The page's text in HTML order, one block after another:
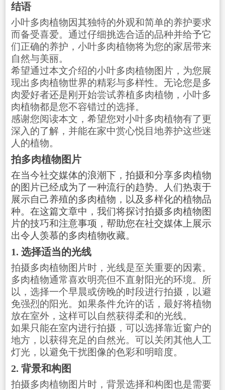
结语
小叶多肉植物因其独特的外观和简单的养护要求
而备受喜爱。通过仔细挑选合适的品种并给予它
们正确的养护，小叶多肉植物将为您的家居带来
自然与美丽。
希望通过本文介绍的小叶多肉植物图片，为您展
现出多肉植物世界的精彩与多样性。无论您是多
肉爱好者还是刚开始尝试养植多肉植物，小叶多
肉植物都是您不容错过的选择。
感谢您阅读本文，希望您对小叶多肉植物有了更
深入的了解，并能在家中赏心悦目地养护这些迷
人的植物。
拍多肉植物图片
在当今社交媒体的浪潮下，拍摄和分享多肉植物
的图片已经成为了一种流行的趋势。人们热衷于
展示自己养殖的多肉植物，以及多样化的植物品
种。在这篇文章中，我们将探讨拍摄多肉植物图
片的技巧和注意事项，帮助您在社交媒体上展示
出令人羡慕的多肉植物收藏。
1. 选择适当的光线
拍摄多肉植物图片时，光线是至关重要的因素。
多肉植物通常喜欢明亮但不直射阳光的环境。所
以，选择一个早晨或傍晚的时段进行拍摄，以避
免强烈的阳光。如果条件允许的话，最好将植物
放在室外，这样可以自然获得柔和的光线。
如果只能在室内进行拍摄，可以选择靠近窗户的
地方，以获得充足的自然光。可以关闭其他人工
灯光，以避免干扰图像的色彩和明暗度。
2. 背景和构图
拍摄多肉植物图片时，背景选择和构图也是需要